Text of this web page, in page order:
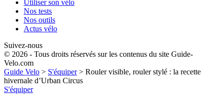
Utiliser son vélo
Nos tests
Nos outils
Actus vélo
Suivez-nous
© 2026 - Tous droits réservés sur les contenus du site Guide-
Velo.com
Guide Velo > S'équiper> Rouler visible, rouler stylé : la recette
hivernale d’Urban Circus
S'équiper